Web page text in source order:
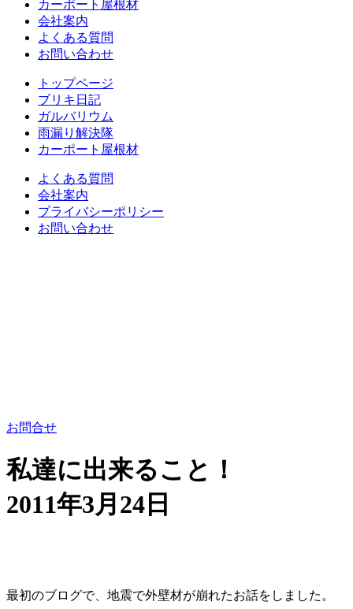
カーポート屋根材
会社案内
よくある質問
お問い合わせ
トップページ
ブリキ日記
ガルバリウム
雨漏り解決隊
カーポート屋根材
よくある質問
会社案内
プライバシーポリシー
お問い合わせ
お問合せ
私達に出来ること！
2011年3月24日
最初のブログで、地震で外壁材が崩れたお話をしました。